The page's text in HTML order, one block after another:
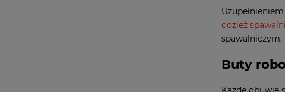
odzież
spawalniczym.
Buty